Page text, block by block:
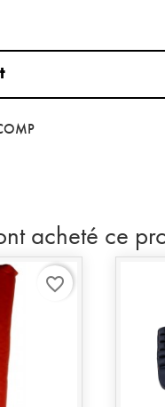
acheté ce
favorite_border